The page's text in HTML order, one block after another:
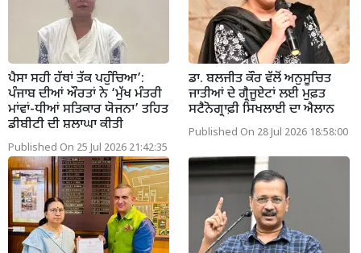
ਪੈਸਾ ਸਹੀ ਹੱਥਾਂ ਤੱਕ ਪਹੁੰਚਿਆ’:
ਪੰਜਾਬ ਦੀਆਂ ਔਰਤਾਂ ਨੇ ‘ਮੁੱਖ ਮੰਤਰੀ
ਮਾਂਵਾਂ-ਧੀਆਂ ਸਤਿਕਾਰ ਯੋਜਨਾ’ ਤਹਿਤ
ਡੀਬੀਟੀ ਦੀ ਸ਼ਲਾਘਾ ਕੀਤੀ
Published On 25 Jul 2026 21:42:35
ਡਾ. ਬਲਜੀਤ ਕੌਰ ਵੱਲੋਂ ਅਨੁਸੂਚਿਤ
ਜਾਤੀਆਂ ਦੇ ਗ੍ਰੈਜੂਏਟਾਂ ਲਈ ਮੁਫ਼ਤ
ਸਟੈਨੋਗ੍ਰਾਫ਼ੀ ਸਿਖਲਾਈ ਦਾ ਐਲਾਨ
Published On 28 Jul 2026 18:58:00